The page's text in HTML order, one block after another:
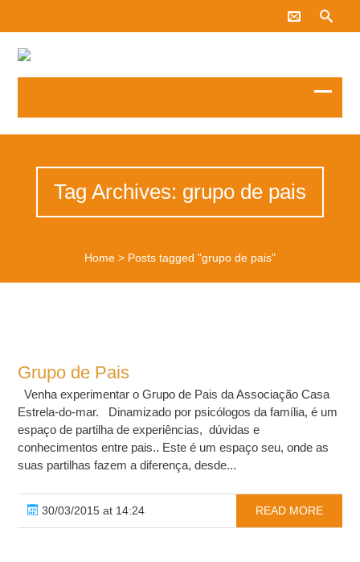
Tag Archives: grupo de pais
Home> Posts tagged "grupo de pais"
Grupo de Pais
Venha experimentar o Grupo de Pais da Associação Casa
Estrela-do-mar. Dinamizado por psicólogos da família, é um
espaço de partilha de experiências, dúvidas e
conhecimentos entre pais.. Este é um espaço seu, onde as
suas partilhas fazem a diferença, desde...
30/03/2015 at 14:24 READ MORE